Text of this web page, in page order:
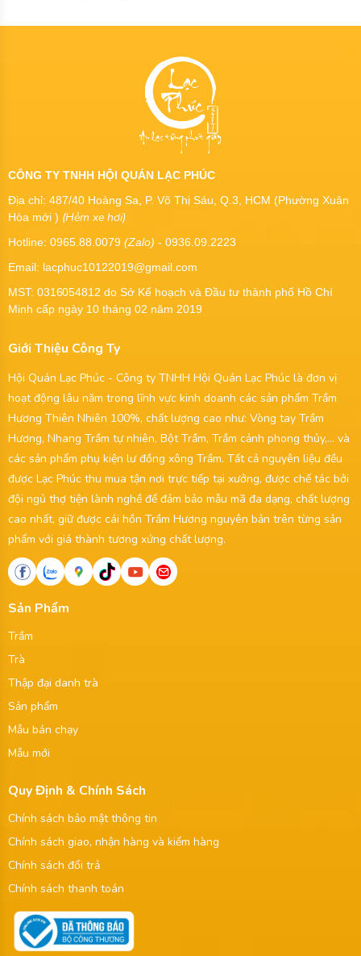
CÔNG TY TNHH HỘI QUÁN LẠC PHÚC
Địa chỉ: 487/40 Hoàng Sa, P. Võ Thị Sáu, Q.3, HCM (Phường Xuân
Hòa mới ) (Hẻm xe hơi)
Hotline: 0965.88.0079 (Zalo) - 0936.09.2223
Email: lacphuc10122019@gmail.com
MST: 0316054812 do Sở Kế hoạch và Đầu tư thành phố Hồ Chí
Minh cấp ngày 10 tháng 02 năm 2019
Giới Thiệu Công Ty
Hội Quán Lạc Phúc - Công ty TNHH Hội Quán Lạc Phúc là đơn vị
hoạt động lâu năm trong lĩnh vực kinh doanh các sản phẩm Trầm
Hương Thiên Nhiên 100%, chất lượng cao như: Vòng tay Trầm
Hương, Nhang Trầm tự nhiên, Bột Trầm, Trầm cảnh phong thủy,... và
các sản phẩm phụ kiện lư đồng xông Trầm. Tất cả nguyên liệu đều
được Lạc Phúc thu mua tận nơi trực tiếp tại xưởng, được chế tác bởi
đội ngủ thợ tiện lành nghề để đảm bảo mẫu mã đa dạng, chất lượng
cao nhất, giữ được cái hồn Trầm Hương nguyên bản trên từng sản
phẩm với giá thành tương xứng chất lượng.
Sản Phẩm
Trầm
Trà
Thập đại danh trà
Sản phẩm
Mẫu bán chạy
Mẫu mới
Quy Định & Chính Sách
Chính sách bảo mật thông tin
Chính sách giao, nhận hàng và kiểm hàng
Chính sách đổi trả
Chính sách thanh toán